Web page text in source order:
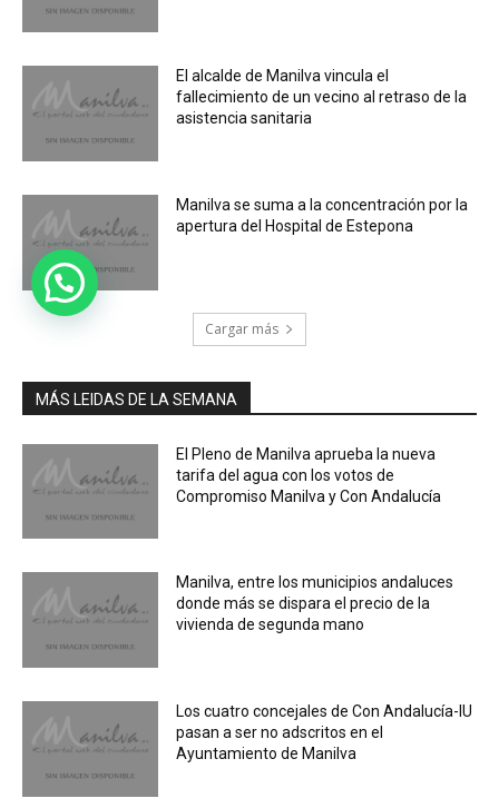
El alcalde de Manilva vincula el
fallecimiento de un vecino al retraso de la
asistencia sanitaria
Manilva se suma a la concentración por la
apertura del Hospital de Estepona
Cargar más
MÁS LEIDAS DE LA SEMANA
El Pleno de Manilva aprueba la nueva
tarifa del agua con los votos de
Compromiso Manilva y Con Andalucía
Manilva, entre los municipios andaluces
donde más se dispara el precio de la
vivienda de segunda mano
Los cuatro concejales de Con Andalucía-IU
pasan a ser no adscritos en el
Ayuntamiento de Manilva